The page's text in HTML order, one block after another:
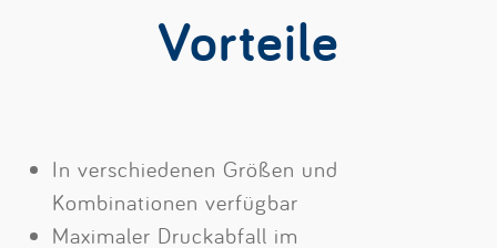
Vorteile
In verschiedenen Größen und
Kombinationen verfügbar
Maximaler Druckabfall im